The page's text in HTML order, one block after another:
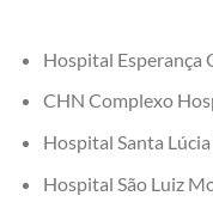
Hospital Esperança
CHN Complexo
Hospital Santa
Hospital São Luiz